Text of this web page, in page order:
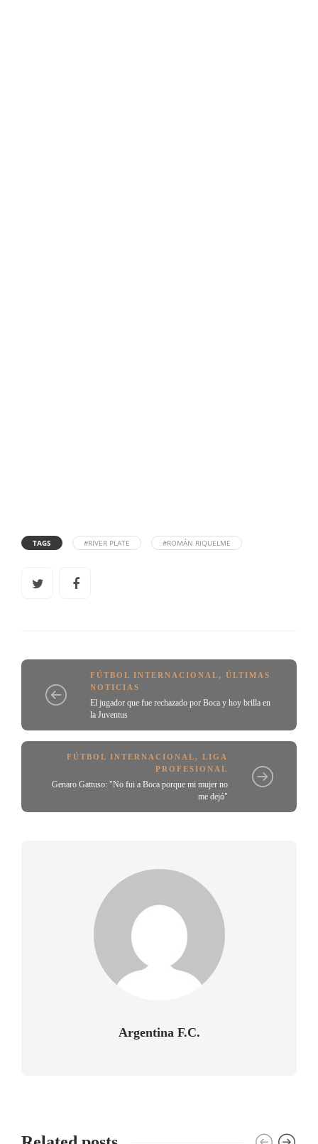
TAGS #RIVER PLATE #ROMÁN RIQUELME
FÚTBOL INTERNACIONAL, ÚLTIMAS
NOTICIAS
El jugador que fue rechazado por Boca y hoy brilla en
la Juventus
FÚTBOL INTERNACIONAL, LIGA
PROFESIONAL
Genaro Gattuso: "No fui a Boca porque mi mujer no
me dejó"
Argentina F.C.